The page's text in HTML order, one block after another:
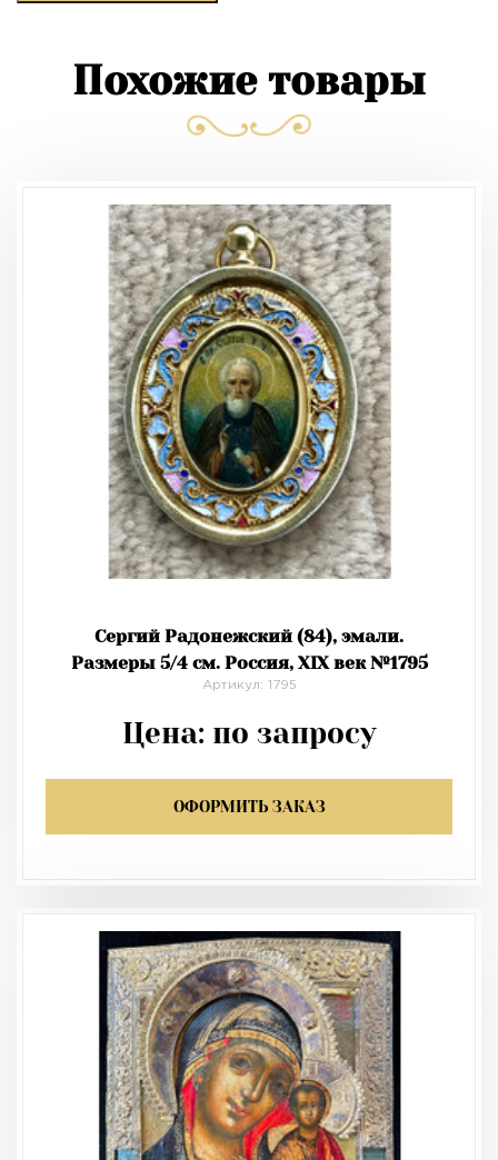
Похожие товары
Сергий Радонежский (84), эмали.
Размеры 5/4 см. Россия, XIX век №1795
Артикул: 1795
Цена: по запросу
ОФОРМИТЬ ЗАКАЗ